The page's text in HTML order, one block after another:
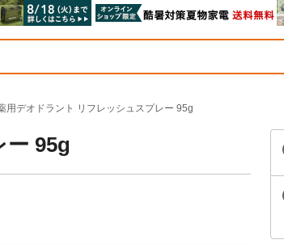
用デオドラント リフレッシュスプレー 95g
ー 95g